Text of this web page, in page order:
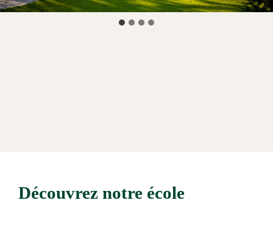
Découvrez notre école